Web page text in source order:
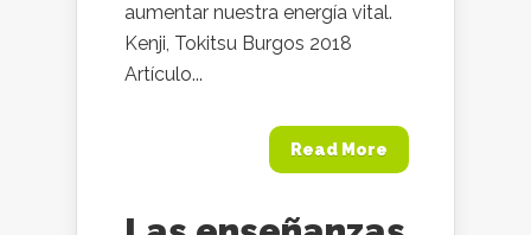
aumentar nuestra energía vital.
Kenji, Tokitsu Burgos 2018
Artículo...
Read More